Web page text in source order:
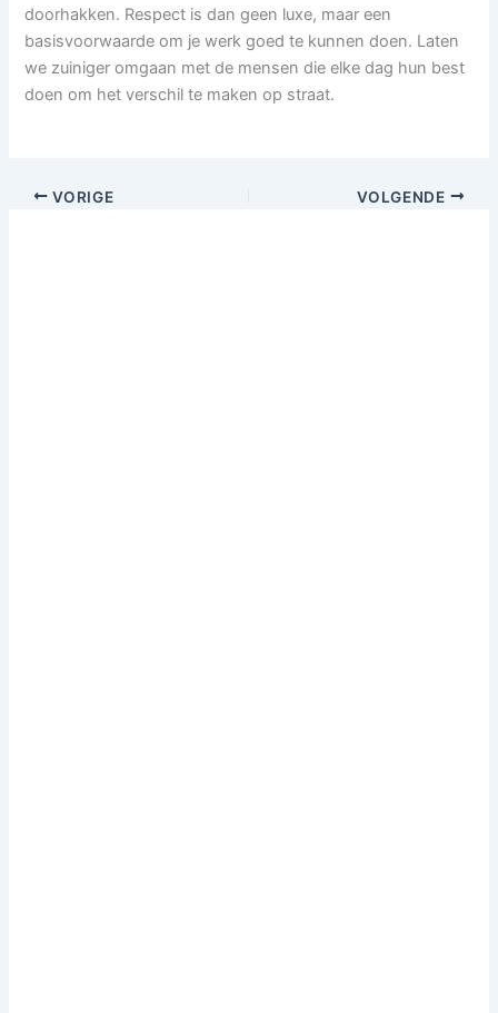
doorhakken. Respect is dan geen luxe, maar een
basisvoorwaarde om je werk goed te kunnen doen. Laten
we zuiniger omgaan met de mensen die elke dag hun best
doen om het verschil te maken op straat.
VORIGE VOLGENDE